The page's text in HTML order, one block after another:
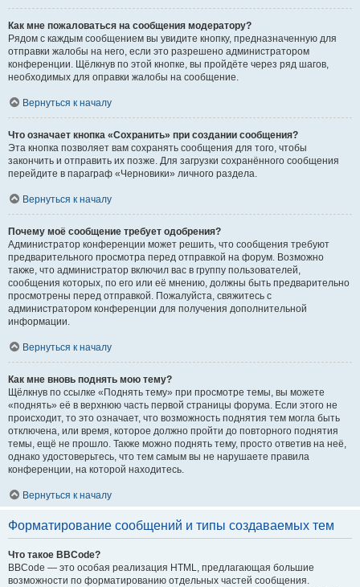
Как мне пожаловаться на сообщения модератору?
Рядом с каждым сообщением вы увидите кнопку, предназначенную для
отправки жалобы на него, если это разрешено администратором
конференции. Щёлкнув по этой кнопке, вы пройдёте через ряд шагов,
необходимых для оправки жалобы на сообщение.
Вернуться к началу
Что означает кнопка «Сохранить» при создании сообщения?
Эта кнопка позволяет вам сохранять сообщения для того, чтобы
закончить и отправить их позже. Для загрузки сохранённого сообщения
перейдите в параграф «Черновики» личного раздела.
Вернуться к началу
Почему моё сообщение требует одобрения?
Администратор конференции может решить, что сообщения требуют
предварительного просмотра перед отправкой на форум. Возможно
также, что администратор включил вас в группу пользователей,
сообщения которых, по его или её мнению, должны быть предварительно
просмотрены перед отправкой. Пожалуйста, свяжитесь с
администратором конференции для получения дополнительной
информации.
Вернуться к началу
Как мне вновь поднять мою тему?
Щёлкнув по ссылке «Поднять тему» при просмотре темы, вы можете
«поднять» её в верхнюю часть первой страницы форума. Если этого не
происходит, то это означает, что возможность поднятия тем могла быть
отключена, или время, которое должно пройти до повторного поднятия
темы, ещё не прошло. Также можно поднять тему, просто ответив на неё,
однако удостоверьтесь, что тем самым вы не нарушаете правила
конференции, на которой находитесь.
Вернуться к началу
Форматирование сообщений и типы создаваемых тем
Что такое BBCode?
BBCode — это особая реализация HTML, предлагающая большие
возможности по форматированию отдельных частей сообщения.